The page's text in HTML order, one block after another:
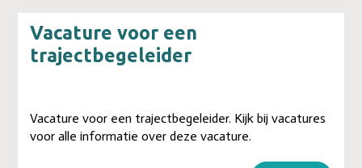
Vacature voor een
trajectbegeleider
Vacature voor een trajectbegeleider. Kijk bij vacatures
voor alle informatie over deze vacature.